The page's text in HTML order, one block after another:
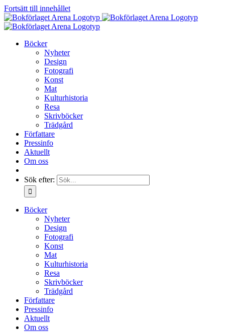
Fortsätt till innehållet
Böcker
Nyheter
Design
Fotografi
Konst
Mat
Kulturhistoria
Resa
Skrivböcker
Trädgård
Författare
Pressinfo
Aktuellt
Om oss
Sök efter:
Böcker
Nyheter
Design
Fotografi
Konst
Mat
Kulturhistoria
Resa
Skrivböcker
Trädgård
Författare
Pressinfo
Aktuellt
Om oss